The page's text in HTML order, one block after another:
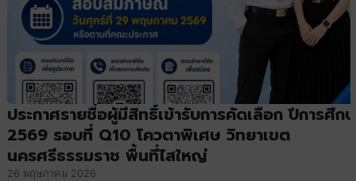
ประกาศรายชื่อผู้มีสิทธิ์เข้ารับการคัดเลือก ปีการศึก
2569 รอบที่ Q10 โควตาพิเศษ วิทยาเขต
นครศรีธรรมราช พื้นที่ไสใหญ่
26 พฤษภาคม 2026